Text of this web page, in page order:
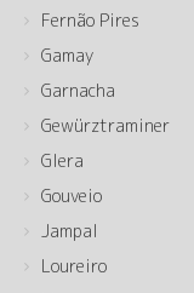
Fernão Pires
Gamay
Garnacha
Gewürztraminer
Glera
Gouveio
Jampal
Loureiro